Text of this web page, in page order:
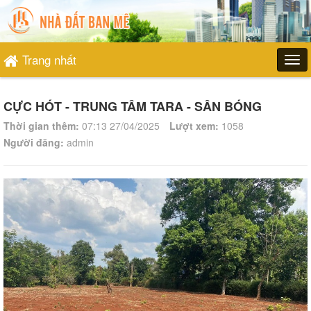
Trang nhất
CỰC HÓT - TRUNG TÂM TARA - SÂN BÓNG
Thời gian thêm: 07:13 27/04/2025 Lượt xem: 1058
Người đăng: admin